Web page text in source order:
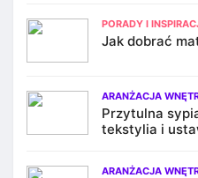
PORADY I
Jak dobrać
ARANŻACJA
Przytulna
tekstylia i
ARANŻACJA